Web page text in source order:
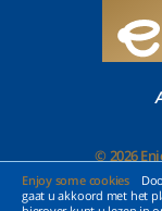
Enjoy some cookies
gaat u akkoord met het
© 2026